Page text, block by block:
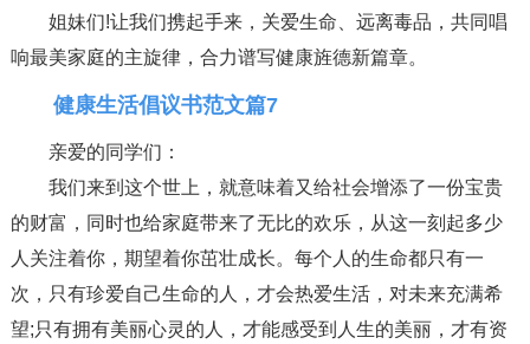
姐妹们!让我们携起手来，关爱生命、远离毒品，共同唱
响最美家庭的主旋律，合力谱写健康旌德新篇章。
健康生活倡议书范文篇7
亲爱的同学们：
我们来到这个世上，就意味着又给社会增添了一份宝贵
的财富，同时也给家庭带来了无比的欢乐，从这一刻起多少
人关注着你，期望着你茁壮成长。每个人的生命都只有一
次，只有珍爱自己生命的人，才会热爱生活，对未来充满希
望;只有拥有美丽心灵的人，才能感受到人生的美丽，才有资